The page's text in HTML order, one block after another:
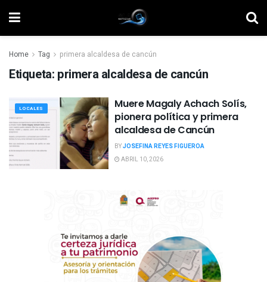
Home Tag primera alcaldesa de cancún
Etiqueta: primera alcaldesa de cancún
LOCALES
Muere Magaly Achach Solís,
pionera política y primera
alcaldesa de Cancún
BYJOSEFINA REYES FIGUEROA
ABRIL 10, 2026